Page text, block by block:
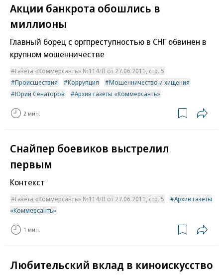
Акции банкрота обошлись в
миллионы
Главный борец с оргпреступностью в СНГ обвинен в
крупном мошенничестве
Газета «Коммерсантъ» №114/П от 27.06.2011, стр. 5
Происшествия
Коррупция
Мошенничество и хищения
Юрий Сенаторов
Архив газеты «Коммерсантъ»
2 мин.
Снайпер боевиков выстрелил
первым
Контекст
Газета «Коммерсантъ» №114/П от 27.06.2011, стр. 5
Архив газеты
«Коммерсантъ»
1 мин.
Любительский вклад в киноискусство